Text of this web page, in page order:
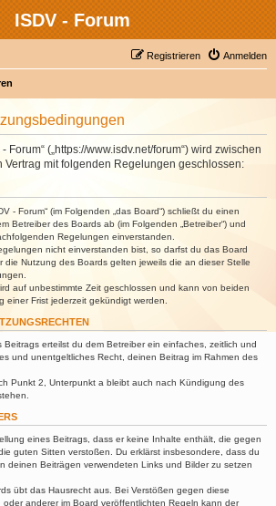
ISDV - Forum
Anmelden
Registrieren
Forum“ („https://www.isdv.net/forum“) wird zwischen
Vertrag mit folgenden Regelungen geschlossen:
- Forum“ (im Folgenden „das Board“) schließt du einen
Betreiber des Boards ab (im Folgenden „Betreiber“) und
Regelungen einverstanden.
nicht einverstanden bist, so darfst du das Board
die Nutzung des Boards gelten jeweils die an dieser Stelle
auf unbestimmte Zeit geschlossen und kann von beiden
einer Frist jederzeit gekündigt werden.
Beitrags erteilst du dem Betreiber ein einfaches, zeitlich und
und unentgeltliches Recht, deinen Beitrag im Rahmen des
Punkt 2, Unterpunkt a bleibt auch nach Kündigung des
eines Beitrags, dass er keine Inhalte enthält, die gegen
guten Sitten verstoßen. Du erklärst insbesondere, dass du
deinen Beiträgen verwendeten Links und Bilder zu setzen
übt das Hausrecht aus. Bei Verstößen gegen diese
anderer im Board veröffentlichten Regeln kann der